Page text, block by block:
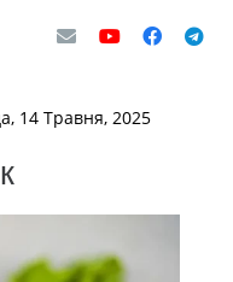
14 Травня, 2025